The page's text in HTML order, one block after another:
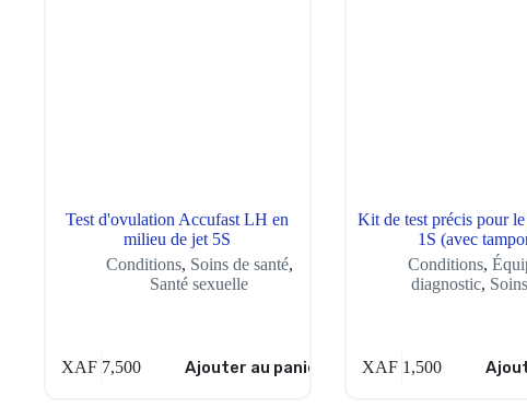
Test d'ovulation Accufast LH en
milieu de jet 5S
Conditions, Soins de santé,
Santé sexuelle
XAF7,500 Ajouter au panier
Kit de test précis pour
1S (avec
Conditions,
diagnostic,
XAF1,500